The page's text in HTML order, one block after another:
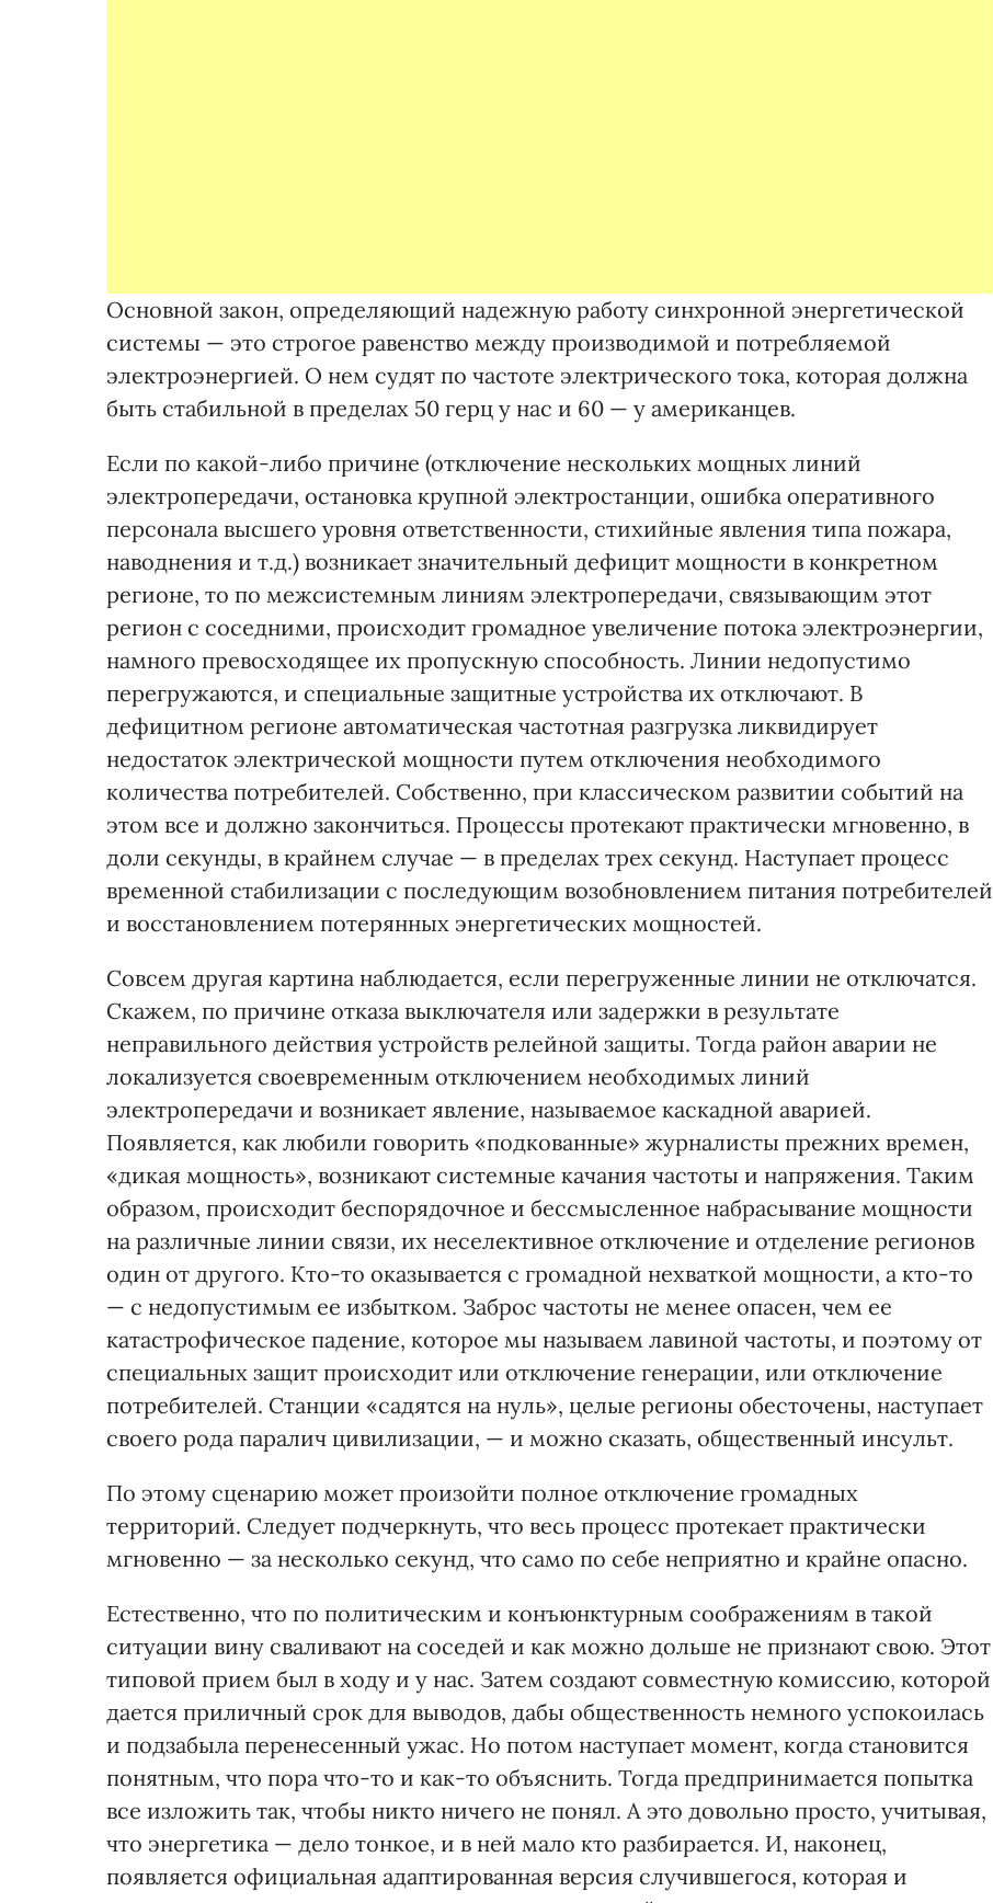
Основной закон, определяющий надежную работу синхронной энергетической
системы — это строгое равенство между производимой и потребляемой
электроэнергией. О нем судят по частоте электрического тока, которая должна
быть стабильной в пределах 50 герц у нас и 60 — у американцев.
Если по какой-либо причине (отключение нескольких мощных линий
электропередачи, остановка крупной электростанции, ошибка оперативного
персонала высшего уровня ответственности, стихийные явления типа пожара,
наводнения и т.д.) возникает значительный дефицит мощности в конкретном
регионе, то по межсистемным линиям электропередачи, связывающим этот
регион с соседними, происходит громадное увеличение потока электроэнергии,
намного превосходящее их пропускную способность. Линии недопустимо
перегружаются, и специальные защитные устройства их отключают. В
дефицитном регионе автоматическая частотная разгрузка ликвидирует
недостаток электрической мощности путем отключения необходимого
количества потребителей. Собственно, при классическом развитии событий на
этом все и должно закончиться. Процессы протекают практически мгновенно, в
доли секунды, в крайнем случае — в пределах трех секунд. Наступает процесс
временной стабилизации с последующим возобновлением питания потребителей
и восстановлением потерянных энергетических мощностей.
Совсем другая картина наблюдается, если перегруженные линии не отключатся.
Скажем, по причине отказа выключателя или задержки в результате
неправильного действия устройств релейной защиты. Тогда район аварии не
локализуется своевременным отключением необходимых линий
электропередачи и возникает явление, называемое каскадной аварией.
Появляется, как любили говорить «подкованные» журналисты прежних времен,
«дикая мощность», возникают системные качания частоты и напряжения. Таким
образом, происходит беспорядочное и бессмысленное набрасывание мощности
на различные линии связи, их неселективное отключение и отделение регионов
один от другого. Кто-то оказывается с громадной нехваткой мощности, а кто-то
— с недопустимым ее избытком. Заброс частоты не менее опасен, чем ее
катастрофическое падение, которое мы называем лавиной частоты, и поэтому от
специальных защит происходит или отключение генерации, или отключение
потребителей. Станции «садятся на нуль», целые регионы обесточены, наступает
своего рода паралич цивилизации, — и можно сказать, общественный инсульт.
По этому сценарию может произойти полное отключение громадных
территорий. Следует подчеркнуть, что весь процесс протекает практически
мгновенно — за несколько секунд, что само по себе неприятно и крайне опасно.
Естественно, что по политическим и конъюнктурным соображениям в такой
ситуации вину сваливают на соседей и как можно дольше не признают свою. Этот
типовой прием был в ходу и у нас. Затем создают совместную комиссию, которой
дается приличный срок для выводов, дабы общественность немного успокоилась
и подзабыла перенесенный ужас. Но потом наступает момент, когда становится
понятным, что пора что-то и как-то объяснить. Тогда предпринимается попытка
все изложить так, чтобы никто ничего не понял. А это довольно просто, учитывая,
что энергетика — дело тонкое, и в ней мало кто разбирается. И, наконец,
появляется официальная адаптированная версия случившегося, которая и